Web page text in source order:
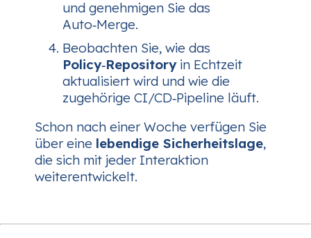
und genehmigen Sie das
Auto‑Merge.
Beobachten Sie, wie das
Policy‑Repositoryin Echtzeit
aktualisiert wird und wie die
zugehörige CI/CD‑Pipeline läuft.
Schon nach einer Woche verfügen Sie
über eine lebendige Sicherheitslage,
die sich mit jeder Interaktion
weiterentwickelt.